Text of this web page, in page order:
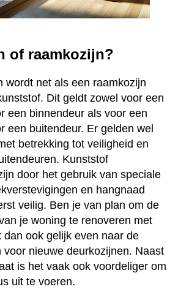
of raamkozijn?
wordt net als een raamkozijn
Dit geldt zowel voor een
een binnendeur als voor een
een buitendeur. Er gelden wel
betrekking tot veiligheid en
Kunststof
door het gebruik van speciale
en hangnaad
veilig. Ben je van plan om de
je woning te renoveren met
dan ook gelijk even naar de
voor nieuwe deurkozijnen. Naast
is het vaak ook voordeliger om
uit te voeren.